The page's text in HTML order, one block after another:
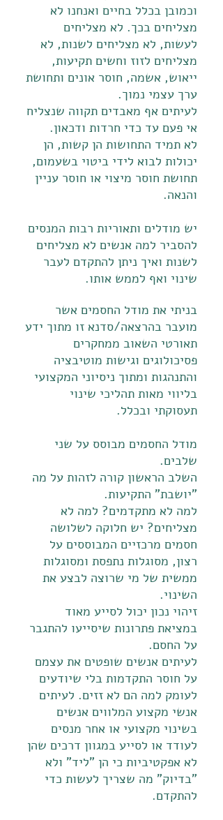
וכמובן בכלל בחיים ואנחנו לא
מצליחים בכך. לא מצליחים
לעשות, לא מצליחים לשנות, לא
מצליחים לזוז וחשים תקיעות,
ייאוש, אשמה, חוסר אונים ותחושת
ערך עצמי נמוך.
לעיתים אף מאבדים תקווה שנצליח
אי פעם עד כדי חרדות ודכאון.
לא תמיד התחושות הן קשות, הן
יכולות לבוא לידי ביטוי בשעמום,
תחושת חוסר מיצוי או חוסר עניין
והנאה.
יש מודלים ותאוריות רבות המנסים
להסביר למה אנשים לא מצליחים
לשנות ואיך ניתן להתקדם לעבר
שינוי ואף לממש אותו.
בניתי את מודל החסמים אשר
מועבר בהרצאה/סדנא זו מתוך ידע
תאורטי השאוב ממחקרים
פסיכולוגים וגישות מוטיבציה
והתנהגות ומתוך ניסיוני המקצועי
בליווי מאות תהליכי שינוי
תעסוקתי ובכלל.
מודל החסמים מבוסס על שני
שלבים.
השלב הראשון קורה לזהות על מה
"יושבת" התקיעות.
למה לא מתקדמים? למה לא
מצליחים? יש חלוקה לשלושה
חסמים מרכזיים המבוססים על
רצון, מסוגלות נתפסת ומסוגלות
ממשית של מי שרוצה לבצע את
השינוי.
זיהוי נכון יכול לסייע מאוד
במציאת פתרונות שיסייעו להתגבר
על החסם.
לעיתים אנשים שופטים את עצמם
על חוסר התקדמות בלי שיודעים
לעומק למה הם לא זזים. לעיתים
אנשי מקצוע המלווים אנשים
בשינוי מקצועי או אחר מנסים
לעודד או לסייע במגוון דרכים שהן
לא אפקטיביות כי הן "ליד" ולא
"בדיוק" מה שצריך לעשות כדי
להתקדם.